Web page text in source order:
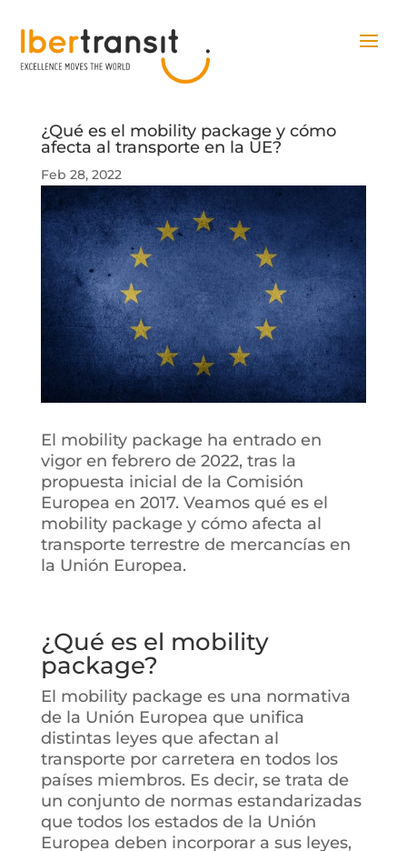
¿Qué es el mobility package y cómo
afecta al transporte en la UE?
Feb 28, 2022
El mobility package ha entrado en
vigor en febrero de 2022, tras la
propuesta inicial de la Comisión
Europea en 2017. Veamos qué es el
mobility package y cómo afecta al
transporte terrestre de mercancías en
la Unión Europea.
¿Qué es el mobility
package?
El mobility package es una normativa
de la Unión Europea que unifica
distintas leyes que afectan al
transporte por carretera en todos los
países miembros. Es decir, se trata de
un conjunto de normas estandarizadas
que todos los estados de la Unión
Europea deben incorporar a sus leyes,